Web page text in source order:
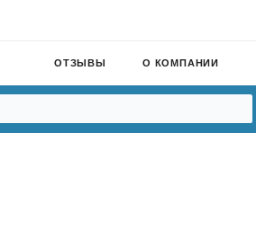
ОТЗЫВЫ О КОМПАНИИ